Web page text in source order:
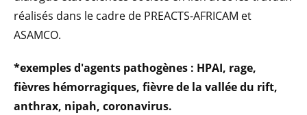
réalisés dans le cadre de PREACTS-AFRICAM et
ASAMCO.
*exemples d'agents pathogènes : HPAI, rage,
fièvres hémorragiques, fièvre de la vallée du rift,
anthrax, nipah, coronavirus.